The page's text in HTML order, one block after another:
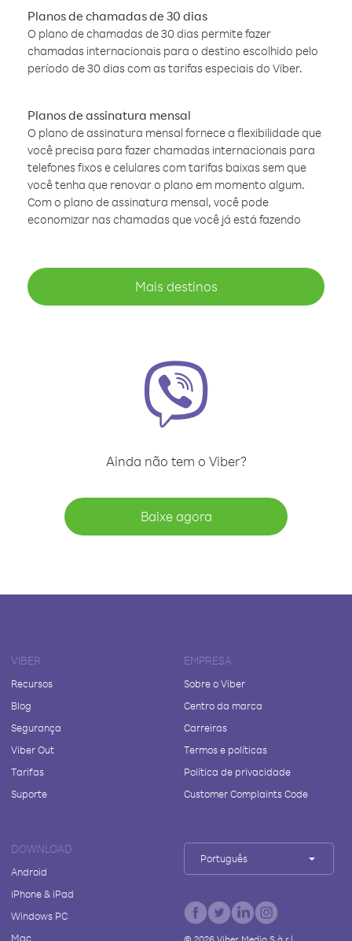
Planos de chamadas de 30 dias
O plano de chamadas de 30 dias permite fazer
chamadas internacionais para o destino escolhido pelo
período de 30 dias com as tarifas especiais do Viber.
Planos de assinatura mensal
O plano de assinatura mensal fornece a flexibilidade que
você precisa para fazer chamadas internacionais para
telefones fixos e celulares com tarifas baixas sem que
você tenha que renovar o plano em momento algum.
Com o plano de assinatura mensal, você pode
economizar nas chamadas que você já está fazendo
Mais destinos
Ainda não tem o Viber?
Baixe agora
VIBER
Recursos
Blog
Segurança
Viber Out
Tarifas
Suporte
EMPRESA
Sobre o Viber
Centro da marca
Carreiras
Termos e políticas
Política de privacidade
Customer Complaints Code
DOWNLOAD
Android
iPhone & iPad
Windows PC
Mac
Português